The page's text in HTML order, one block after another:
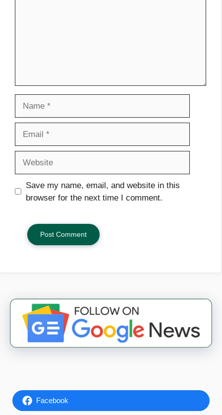
Save my name, email, and website in this
browser for the next time I comment.
Facebook